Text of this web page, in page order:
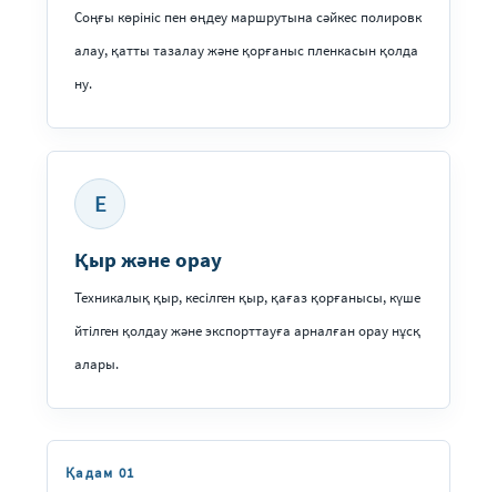
Соңғы көрініс пен өңдеу маршрутына сәйкес полировк
алау, қатты тазалау және қорғаныс пленкасын қолда
ну.
E
Қыр және орау
Техникалық қыр, кесілген қыр, қағаз қорғанысы, күше
йтілген қолдау және экспорттауға арналған орау нұсқ
алары.
Қадам 01